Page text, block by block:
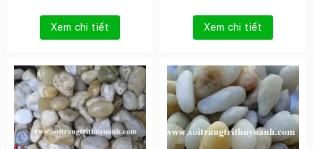
Xem chi tiết Xem chi tiết